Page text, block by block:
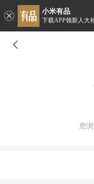
小米有品
下载APP领新人大
您